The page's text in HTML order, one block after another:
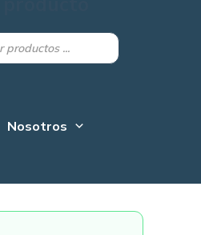
Nosotros